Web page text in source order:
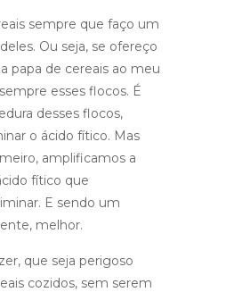
sempre que faço um
Ou seja, se ofereço
papa de cereais ao meu
esses flocos. É
desses flocos,
o ácido fítico. Mas
amplificamos a
fítico que
E sendo um
melhor.
que seja perigoso
cozidos, sem serem